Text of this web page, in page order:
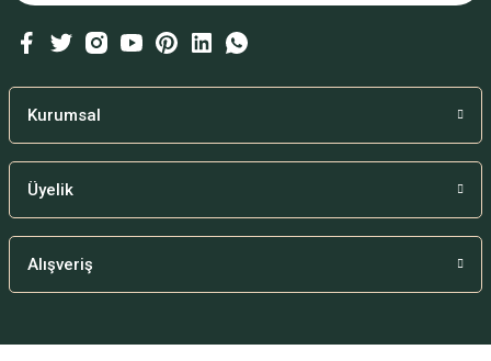
Kurumsal
Üyelik
Alışveriş